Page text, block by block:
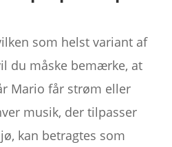
som helst variant af
du måske bemærke, at
Mario får strøm eller
musik, der tilpasser
kan betragtes som